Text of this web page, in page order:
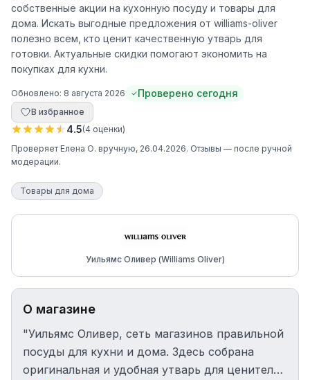
собственные акции на кухонную посуду и товары для
дома. Искать выгодные предложения от williams-oliver
полезно всем, кто ценит качественную утварь для
готовки. Актуальные скидки помогают экономить на
покупках для кухни.
Обновлено: 8 августа 2026 Проверено сегодня
В избранное
4.5(4 оценки)
Проверяет Елена О. вручную, 26.04.2026. Отзывы — после ручной
модерации.
Товары для дома
Уильямс Оливер (Williams Oliver)
О магазине
"Уильямс Оливер, сеть магазинов правильной
посуды для кухни и дома. Здесь собрана
оригинальная и удобная утварь для ценителей